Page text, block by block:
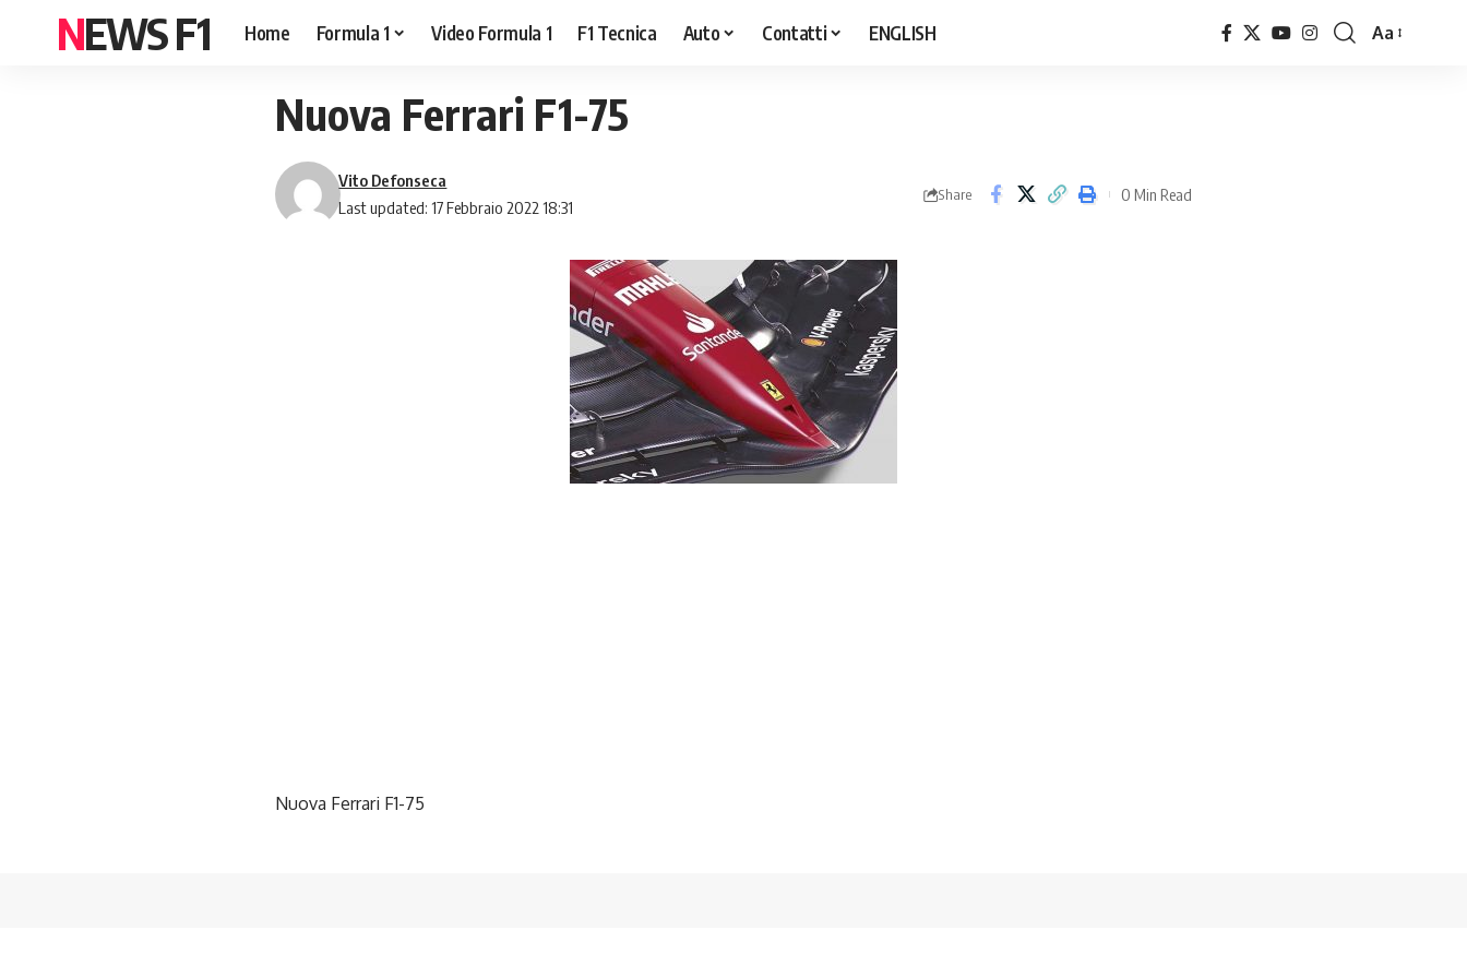
NEWS F1 Home Formula 1 Video Formula 1 F1 Tecnica Auto Contatti ENGLISH
Font
Aa
Nuova Ferrari F1-75
Last updated: 17 Febbraio 2022 18:31
Vito Defonseca
Share 0 Min Read
Nuova Ferrari F1-75